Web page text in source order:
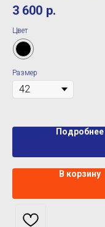
3 600 р.
Цвет
Размер
Подробнее
В корзину